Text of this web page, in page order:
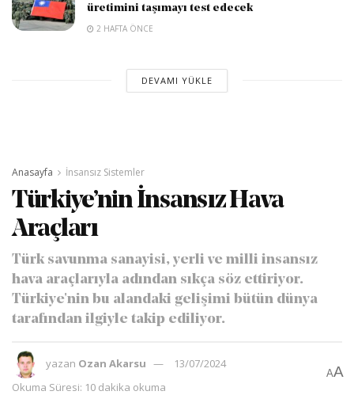
üretimini taşımayı test edecek
2 HAFTA ÖNCE
DEVAMI YÜKLE
Anasayfa İnsansız Sistemler
Türkiye’nin İnsansız Hava
Araçları
Türk savunma sanayisi, yerli ve milli insansız
hava araçlarıyla adından sıkça söz ettiriyor.
Türkiye'nin bu alandaki gelişimi bütün dünya
tarafından ilgiyle takip ediliyor.
yazan Ozan Akarsu
13/07/2024
Okuma Süresi: 10 dakika okuma
AA